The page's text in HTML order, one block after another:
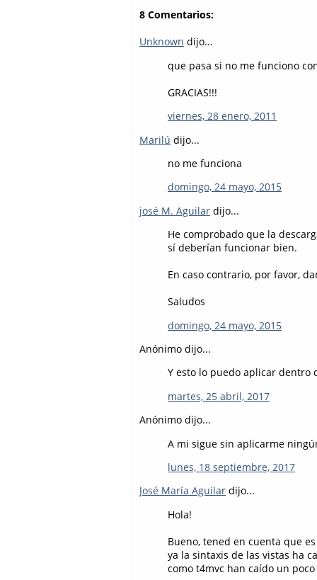
8 Comentarios:
Unknown dijo...
que pasa si no me funciono
GRACIAS!!!
viernes, 28 enero, 2011
Marilú dijo...
no me funciona
domingo, 24 mayo, 2015
josé M. Aguilar dijo...
He comprobado que la
sí deberían funcionar bien.
En caso contrario, por favor,
Saludos
domingo, 24 mayo, 2015
Anónimo dijo...
Y esto lo puedo aplicar dentro
martes, 25 abril, 2017
Anónimo dijo...
A mi sigue sin aplicarme
lunes, 18 septiembre, 2017
José María Aguilar dijo...
Hola!
Bueno, tened en cuenta que
ya la sintaxis de las vistas ha
como t4mvc han caído un